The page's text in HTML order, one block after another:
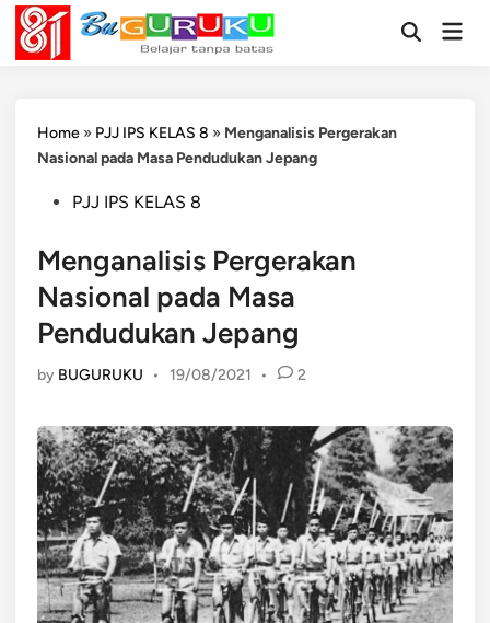
Skip
content
OpenMain
Home » PJJ IPS KELAS 8 » Menganalisis Pergerakan
Nasional pada Masa Pendudukan Jepang
PostedPJJ IPS KELAS 8
Menganalisis Pergerakan
Nasional pada Masa
Pendudukan Jepang
by BUGURUKU • 19/08/2021 • 2